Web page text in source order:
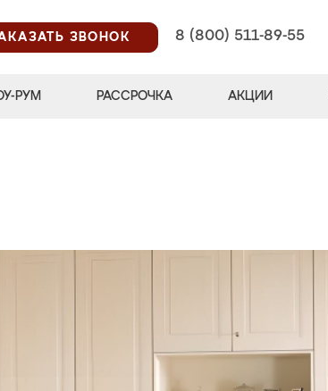
ЗВОНОК
8 (800) 511-89-55
РУМ РАССРОЧКА АКЦИИ